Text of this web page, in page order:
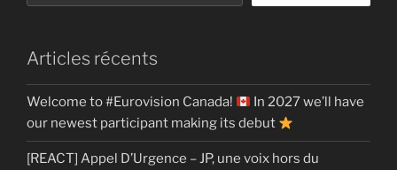
Articles récents
Welcome to #Eurovision Canada!
In 2027 we’ll have
our newest participant making its debut
[REACT] Appel D’Urgence – JP, une voix hors du